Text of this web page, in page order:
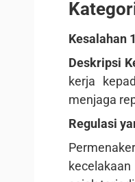
Kesalahan
Deskripsi
kerja
menjaga
Regulasi